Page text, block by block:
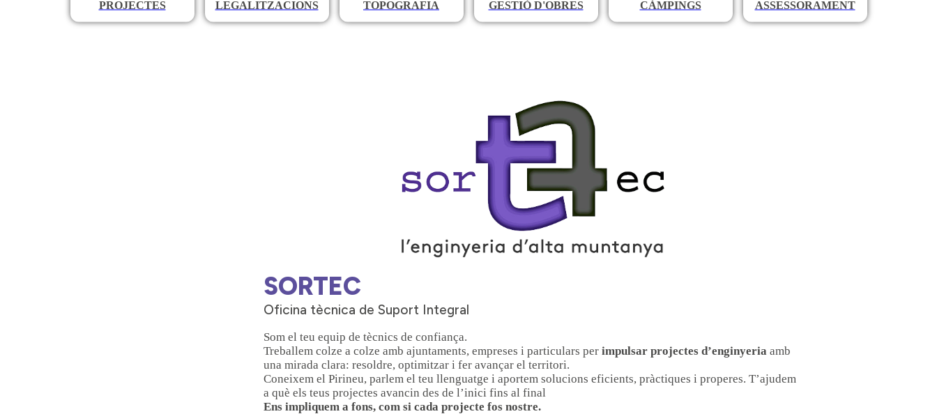
PROJECTES LEGALITZACIONS TOPOGRAFIA GESTIÓ D'OBRES CÀMPINGS ASSESSORAMENT
SORTEC
Oficina tècnica de Suport Integral
Som el teu equip de tècnics de confiança.
Treballem colze a colze amb ajuntaments, empreses i particulars per impulsar projectes d’enginyeriaamb
una mirada clara: resoldre, optimitzar i fer avançar el territori.
Coneixem el Pirineu, parlem el teu llenguatge i aportem solucions eficients, pràctiques i properes. T’ajudem
a què els teus projectes avancin des de l’inici fins al final
Ens impliquem a fons, com si cada projecte fos nostre.